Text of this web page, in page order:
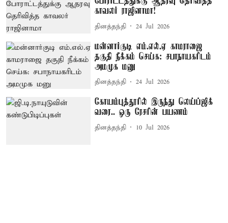
காவலர் ராஜினாமா!
தினத்தந்தி 24 Jul 2026
மன்னார்குடி எம்.எல்.ஏ காமராஜை
தகுதி நீக்கம் செய்க: சபாநாயகரிடம்
அமமுக மனு
தினத்தந்தி 24 Jul 2026
கோயம்புத்தூரில் இருந்து லெய்ப்ஜிக்
வரை.. ஒரு ரேசரின் பயணம்
தினத்தந்தி 10 Jul 2026